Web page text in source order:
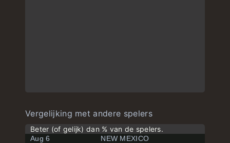
Vergelijking met andere spelers
Beter (of gelijk) dan % van de spelers.
Aug 6
NEW MEXICO